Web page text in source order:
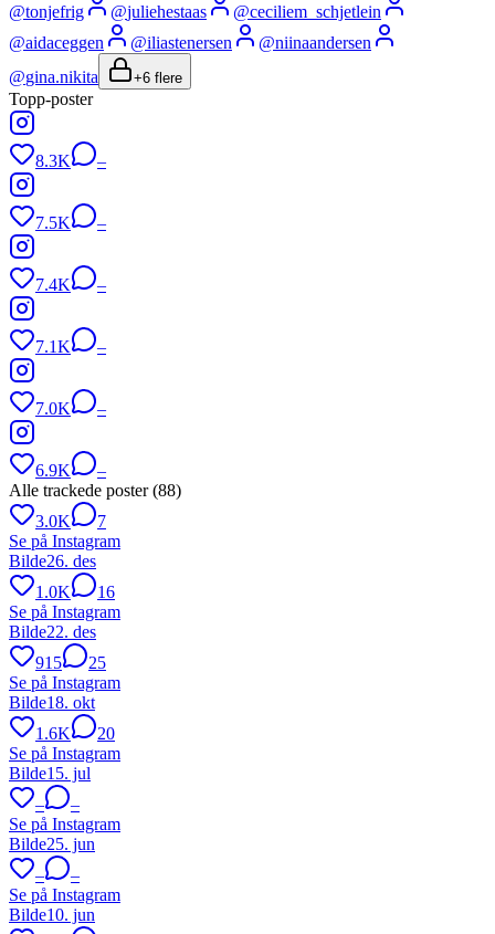
@tonjefrig @juliehestaas @ceciliem_schjetlein
@aidaceggen @iliastenersen @niinaandersen
@gina.nikita +6 flere
Topp-poster
8.3K –
7.5K –
7.4K –
7.1K –
7.0K –
6.9K
–
Alle trackede poster (88)
3.0K
7
Se på Instagram
Bilde26. des
1.0K
16
Se på Instagram
Bilde22. des
915
25
Se på Instagram
Bilde18. okt
1.6K
20
Se på Instagram
Bilde15. jul
–
–
Se på Instagram
Bilde25. jun
–
–
Se på Instagram
Bilde10. jun